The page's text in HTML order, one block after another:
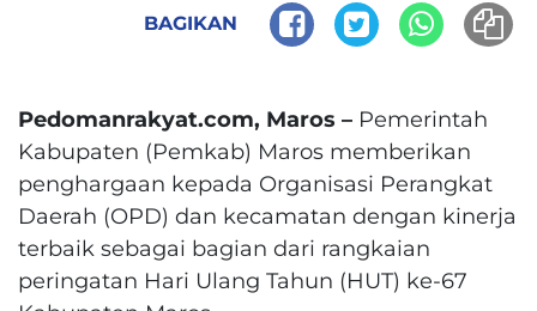
BAGIKAN
Pedomanrakyat.com, Maros – Pemerintah
Kabupaten (Pemkab) Maros memberikan
penghargaan kepada Organisasi Perangkat
Daerah (OPD) dan kecamatan dengan kinerja
terbaik sebagai bagian dari rangkaian
peringatan Hari Ulang Tahun (HUT) ke-67